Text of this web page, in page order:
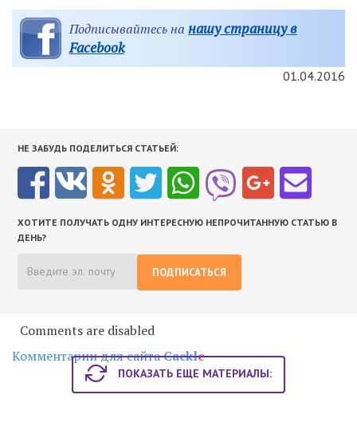
Подписывайтесь на нашу страницу в
Facebook
01.04.2016
НЕ ЗАБУДЬ ПОДЕЛИТЬСЯ СТАТЬЕЙ:
ХОТИТЕ ПОЛУЧАТЬ ОДНУ ИНТЕРЕСНУЮ НЕПРОЧИТАННУЮ СТАТЬЮ В
ДЕНЬ?
ПОДПИСАТЬСЯ
Comments are disabled
Комментарии для сайтаCackle
ПОКАЗАТЬ ЕЩЕ МАТЕРИАЛЫ: